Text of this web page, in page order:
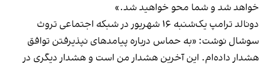
خواهد شد و شما محو خواهید شد.»
دونالد ترامپ یک‌شنبه ۱۶ شهریور در شبکه اجتماعی تروث
سوشال نوشت: «به حماس درباره پیامدهای نپذیرفتن توافق
هشدار داده‌ام. این آخرین هشدار من است و هشدار دیگری در